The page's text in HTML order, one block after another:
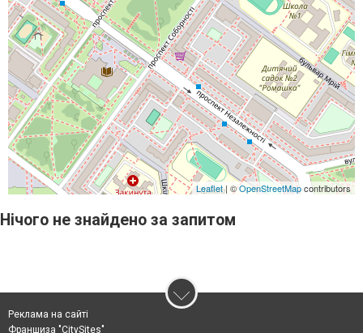
Нічого не знайдено за запитом
Leaflet| ©OpenStreetMapcontributors
Реклама на сайті
Франшиза "CitySites"